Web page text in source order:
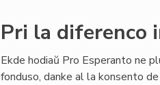
Pri la diferenco
Ekde hodiaŭ Pro Esperanto ne
fonduso, danke al la konsento